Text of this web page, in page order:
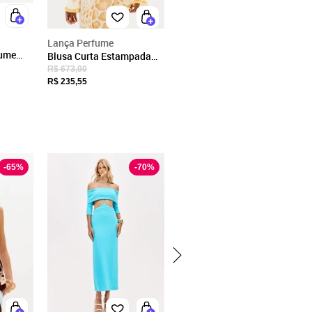
Lança Perfume
Blusa Curta Estampada
Manga Ampla Lança
Perfume
R$ 673,00
R$ 235,55
-65% -70%